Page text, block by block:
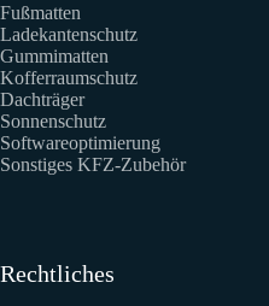
Fußmatten
Ladekantenschutz
Gummimatten
Kofferraumschutz
Dachträger
Sonnenschutz
Softwareoptimierung
Sonstiges KFZ-Zubehör
Rechtliches